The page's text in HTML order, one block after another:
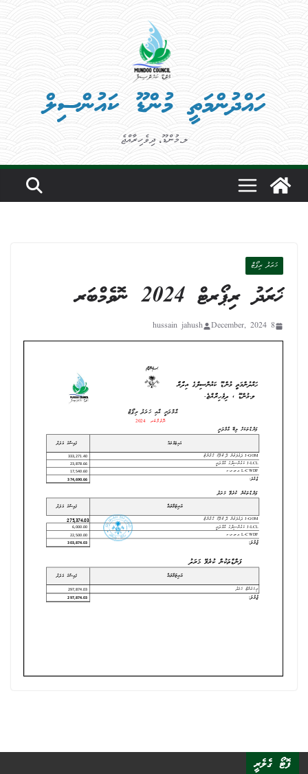
Skip
to
content
ހައްދުންމަތީ މުންޑޫ ކައުންސިލް
ލ.މުންޑޫ، ދިވެހިރާއްޖެ
ޚަރަދު ރިޕޯޓް
ޚަރަދު ރިޕޯރޓް 2024 ނޮވެމްބަރ
8 December, 2024
hussain jahush
ފޮޓޯ ގެލެރީ